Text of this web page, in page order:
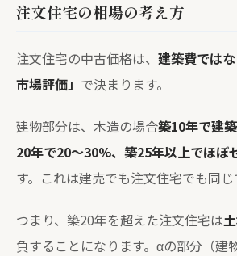
注文住宅の相場の考え方
注文住宅の中古価格は、 建築費では
市場評価」 で決まります。
建物部分は、木造の場合築10年で建
20年で20〜30%、築25年以上でほぼ
す。これは建売でも注文住宅でも同じ
つまり、築20年を超えた注文住宅は
負することになります。αの部分（建